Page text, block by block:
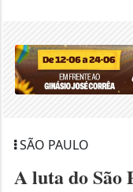
SÃO PAULO
A luta do São